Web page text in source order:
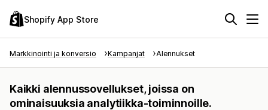
Shopify App Store
Markkinointi ja konversio Kampanjat Alennukset
Kaikki alennussovellukset, joissa on
ominaisuuksia analytiikka-toiminnoille.